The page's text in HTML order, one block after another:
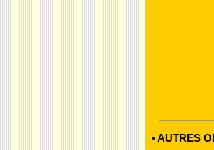
• AUTRES